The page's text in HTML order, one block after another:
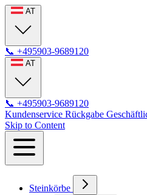
AT
📞 +495903-9689120
AT
📞 +495903-9689120
Kundenservice Rückgabe
Skip to Content
Steinkörbe